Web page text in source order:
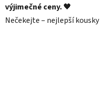
výjimečné ceny.🖤
Nečekejte – nejlepší